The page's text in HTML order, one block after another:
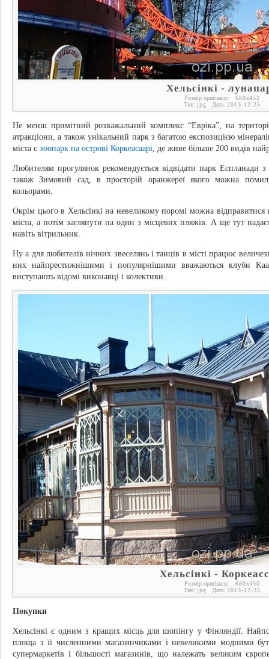
Хельсінкі -
Розмір оригіналу: 680x452
Тип: jpg Дата: 2013-12-25
Не менш примітний розважальний комплекс “Евріка”, на території
атракціони, а також унікальний парк з багатою експозицією
міста є зоопарк на острові Коркеасаарі, де живе більше 200 видів
Любителям прогулянок рекомендується відвідати парк
також Зимовий сад, в просторій оранжереї якого можна
кольорами.
Окрім цього в Хельсінкі на невеликому поромі можна
міста, а потім заглянути на один з місцевих пляжів. А ще тут
навіть вітрильник.
Ну а для любителів нічних звеселянь і танців в місті працює
них найпрестижнішими і популярнішими вважаються клуби
виступають відомі виконавці і колективи.
Хельсінкі -
Розмір оригіналу: 680x450
Тип: jpg Дата: 2013-12-25
Покупки
Хельсінкі є одним з кращих місць для шопінгу у Фінляндії.
площа з її численними магазинчиками і невеликими модними
супермаркетів і більшості магазинів, що належать великим